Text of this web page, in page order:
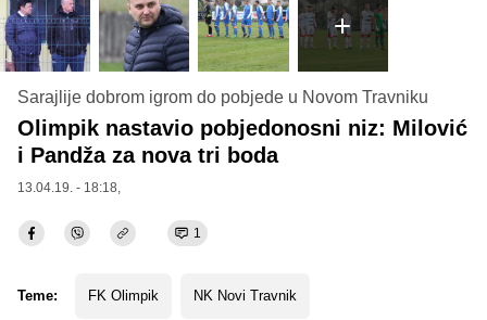
Sarajlije dobrom igrom do pobjede u Novom Travniku
Olimpik nastavio pobjedonosni niz: Milović
i Pandža za nova tri boda
13.04.19. - 18:18,
1
Teme: FK Olimpik NK Novi Travnik